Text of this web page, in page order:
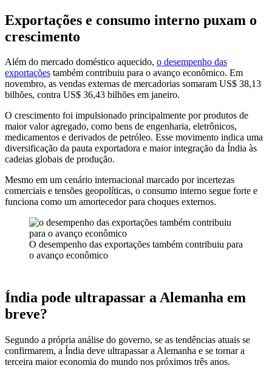
Exportações e consumo interno puxam o
crescimento
Além do mercado doméstico aquecido, o desempenho das
exportações também contribuiu para o avanço econômico. Em
novembro, as vendas externas de mercadorias somaram US$ 38,13
bilhões, contra US$ 36,43 bilhões em janeiro.
O crescimento foi impulsionado principalmente por produtos de
maior valor agregado, como bens de engenharia, eletrônicos,
medicamentos e derivados de petróleo. Esse movimento indica uma
diversificação da pauta exportadora e maior integração da Índia às
cadeias globais de produção.
Mesmo em um cenário internacional marcado por incertezas
comerciais e tensões geopolíticas, o consumo interno segue forte e
funciona como um amortecedor para choques externos.
O desempenho das exportações também contribuiu para
o avanço econômico
Índia pode ultrapassar a Alemanha em
breve?
Segundo a própria análise do governo, se as tendências atuais se
confirmarem, a Índia deve ultrapassar a Alemanha e se tornar a
terceira maior economia do mundo nos próximos três anos.